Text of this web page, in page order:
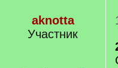
aknotta
Участник